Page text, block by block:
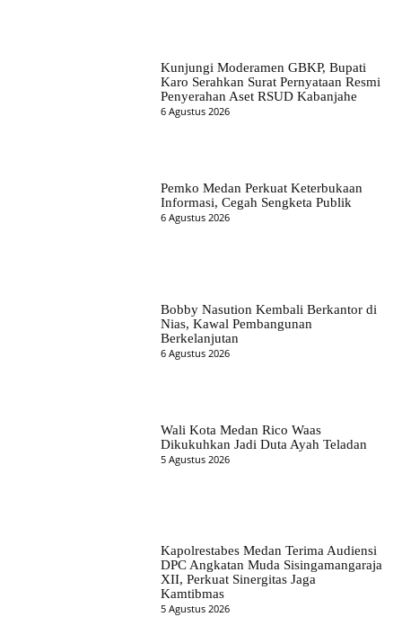
Kunjungi Moderamen GBKP, Bupati
Karo Serahkan Surat Pernyataan Resmi
Penyerahan Aset RSUD Kabanjahe
6 Agustus 2026
Pemko Medan Perkuat Keterbukaan
Informasi, Cegah Sengketa Publik
6 Agustus 2026
Bobby Nasution Kembali Berkantor di
Nias, Kawal Pembangunan
Berkelanjutan
6 Agustus 2026
Wali Kota Medan Rico Waas
Dikukuhkan Jadi Duta Ayah Teladan
5 Agustus 2026
Kapolrestabes Medan Terima Audiensi
DPC Angkatan Muda Sisingamangaraja
XII, Perkuat Sinergitas Jaga
Kamtibmas
5 Agustus 2026